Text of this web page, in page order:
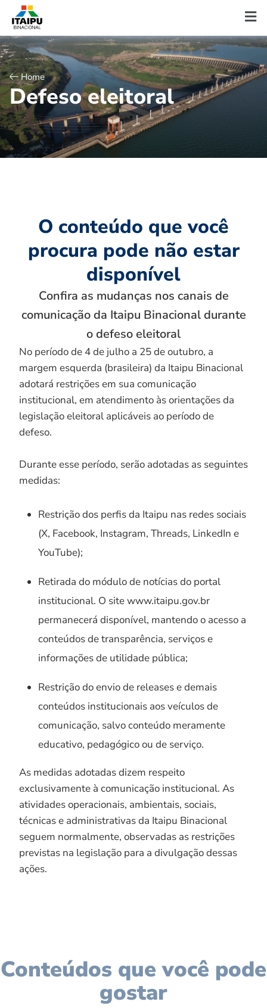
Home
Defeso eleitoral
O conteúdo que você
procura pode não estar
disponível
Confira as mudanças nos canais de
comunicação da Itaipu Binacional durante
o defeso eleitoral
No período de 4 de julho a 25 de outubro, a
margem esquerda (brasileira) da Itaipu Binacional
adotará restrições em sua comunicação
institucional, em atendimento às orientações da
legislação eleitoral aplicáveis ao período de
defeso.
Durante esse período, serão adotadas as seguintes
medidas:
Restrição dos perfis da Itaipu nas redes sociais
(X, Facebook, Instagram, Threads, LinkedIn e
YouTube);
Retirada do módulo de notícias do portal
institucional. O site www.itaipu.gov.br
permanecerá disponível, mantendo o acesso a
conteúdos de transparência, serviços e
informações de utilidade pública;
Restrição do envio de releases e demais
conteúdos institucionais aos veículos de
comunicação, salvo conteúdo meramente
educativo, pedagógico ou de serviço.
As medidas adotadas dizem respeito
exclusivamente à comunicação institucional. As
atividades operacionais, ambientais, sociais,
técnicas e administrativas da Itaipu Binacional
seguem normalmente, observadas as restrições
previstas na legislação para a divulgação dessas
ações.
Conteúdos que você pode
gostar